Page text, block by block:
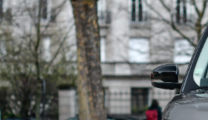
certains, c’est un rêve façonné en
On a donc décidé de vous
qui ont marqué l’histoire et créé
souvent légendaire.
d’exception qui ont jalonné son
créant des modèles
grandes marques et modèles
En voiture, bouclez vos ceintures,